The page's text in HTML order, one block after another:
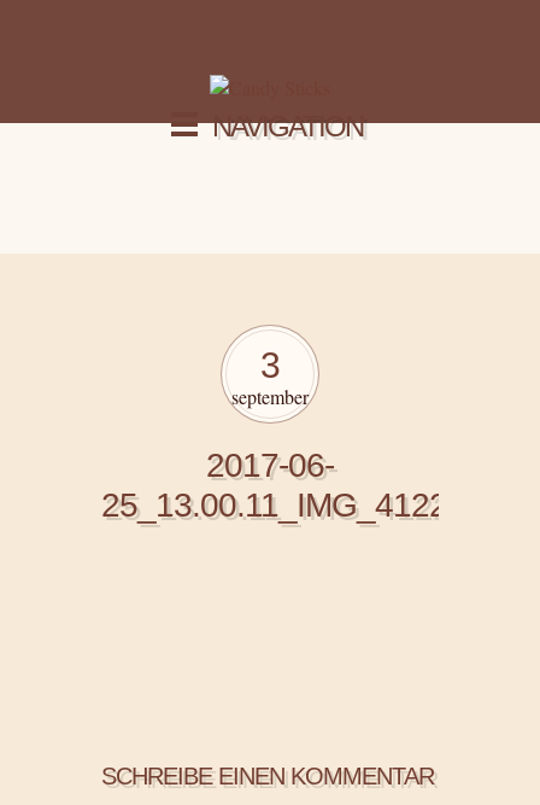
NAVIGATION
3
september
2017-06-
25_13.00.11_IMG_4122
SCHREIBE EINEN KOMMENTAR